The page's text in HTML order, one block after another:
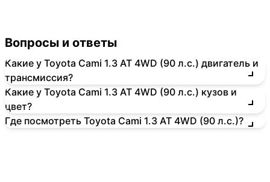
Вопросы и ответы
Какие у Toyota Cami 1.3 AT 4WD (90 л.с.) двигатель и
трансмиссия?
Какие у Toyota Cami 1.3 AT 4WD (90 л.с.) кузов и
цвет?
Где посмотреть Toyota Cami 1.3 AT 4WD (90 л.с.)?